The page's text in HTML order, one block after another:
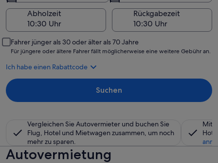
Abholzeit
Rückgabezeit
Fahrer jünger als 30 oder älter als 70 Jahre
Für jüngere oder ältere Fahrer fällt möglicherweise eine weitere Gebühr an.
Ich habe einen Rabattcode
Suchen
Vergleichen Sie Autovermieter und buchen Sie
Flug, Hotel und Mietwagen zusammen, um noch
mehr zu sparen.
Autovermietung